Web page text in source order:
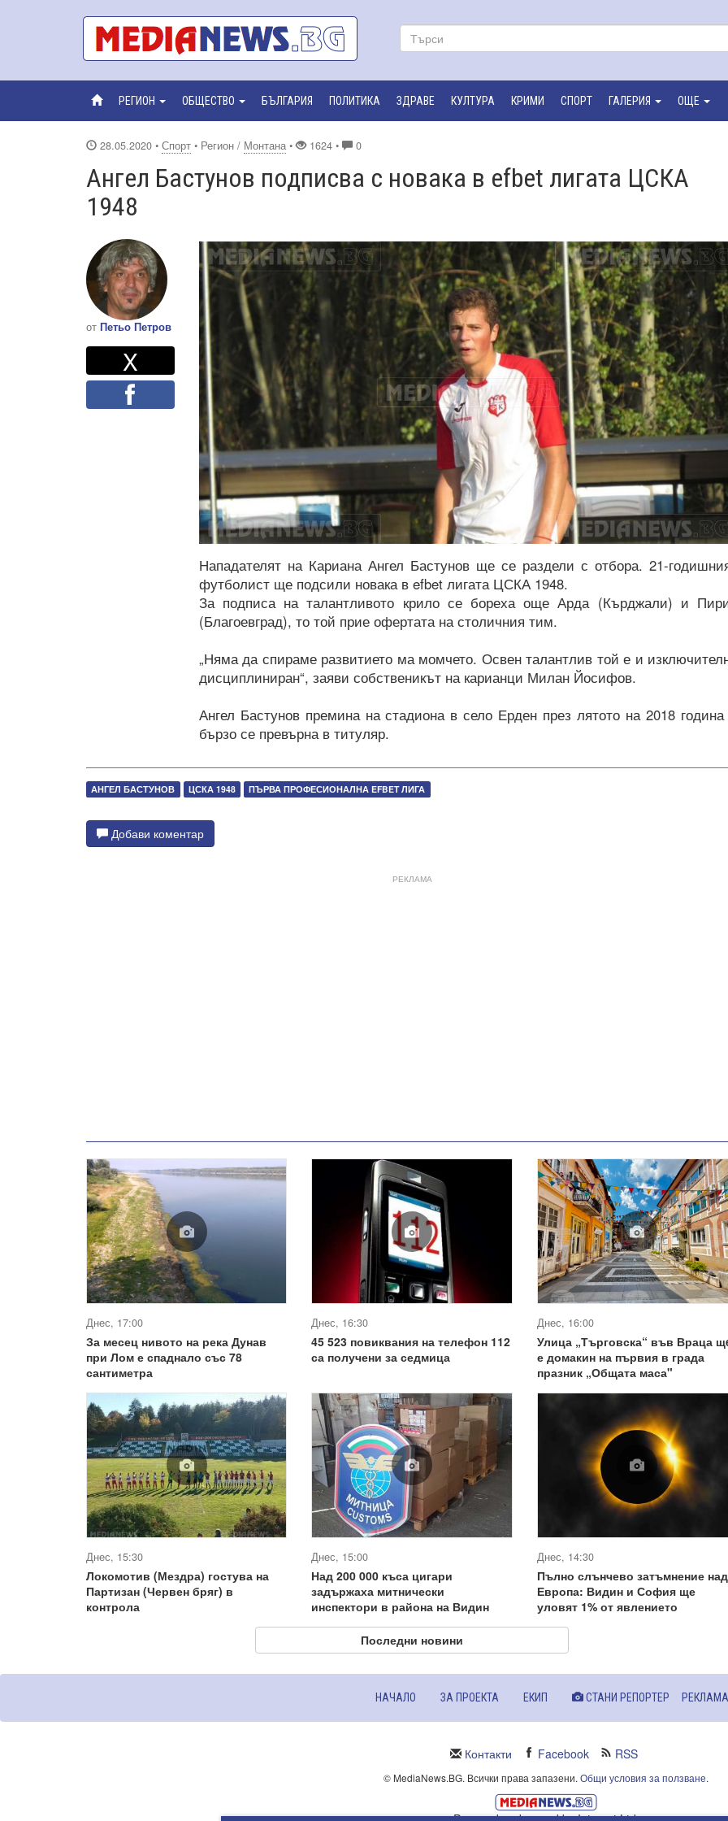
РЕГИОН ОБЩЕСТВО БЪЛГАРИЯ ПОЛИТИКА ЗДРАВЕ КУЛТУРА КРИМИ СПОРТ ГАЛЕРИЯ ОЩЕ
28.05.2020 • Спорт • Регион / Монтана • 1624 • 0
Ангел Бастунов подписва с новака в efbet лигата ЦСКА
1948
от Петьо Петров
Споделете
XTwitter
Facebook
Нападателят на Кариана Ангел Бастунов ще се раздели с отбора. 21-
футболист ще подсили новака в efbet лигата ЦСКА 1948.
За подписа на талантливото крило се бореха още Арда (Кърджали) и
(Благоевград), то той прие офертата на столичния тим.
„Няма да спираме развитието ма момчето. Освен талантлив той е и
дисциплиниран“, заяви собственикът на карианци Милан Йосифов.
Ангел Бастунов премина на стадиона в село Ерден през лятото на 2018
бързо се превърна в титуляр.
АНГЕЛ БАСТУНОВ ЦСКА 1948 ПЪРВА ПРОФЕСИОНАЛНА EFBET ЛИГА
Добави коментар
РЕКЛАМА
Днес, 17:00
За месец нивото на река Дунав
при Лом е спаднало със 78
сантиметра
Днес, 16:30
45 523 повиквания на телефон 112
са получени за седмица
Днес, 16:00
Улица „Търговска“ във Враца
е домакин на първия в града
празник „Общата маса"
Днес, 15:30
Локомотив (Мездра) гостува на
Партизан (Червен бряг) в
контрола
Днес, 15:00
Над 200 000 къса цигари
задържаха митнически
инспектори в района на Видин
Днес, 14:30
Пълно слънчево затъмнение над
Европа: Видин и София ще
уловят 1% от явлението
Последни новини
НАЧАЛО ЗА ПРОЕКТА ЕКИП СТАНИ РЕПОРТЕР РЕКЛАМА
Контакти Facebook RSS
© MediaNews.BG. Всички права запазени. Общи условия за ползване.